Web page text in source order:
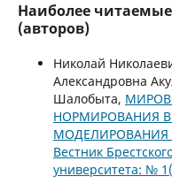
Наиболее читаемые
(авторов)
Николай
Александровна
Шалобыта,
НОРМИРОВАНИЯ
Вестник
университета: №